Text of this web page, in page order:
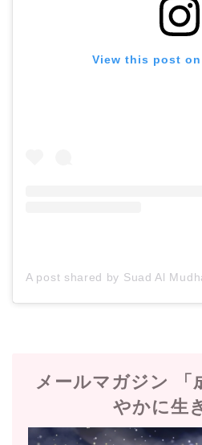
View this post
メールマガジン 「
やかに生